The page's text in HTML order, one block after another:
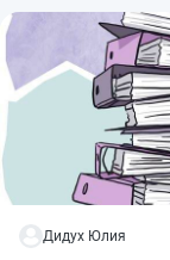
Дидух Юлия